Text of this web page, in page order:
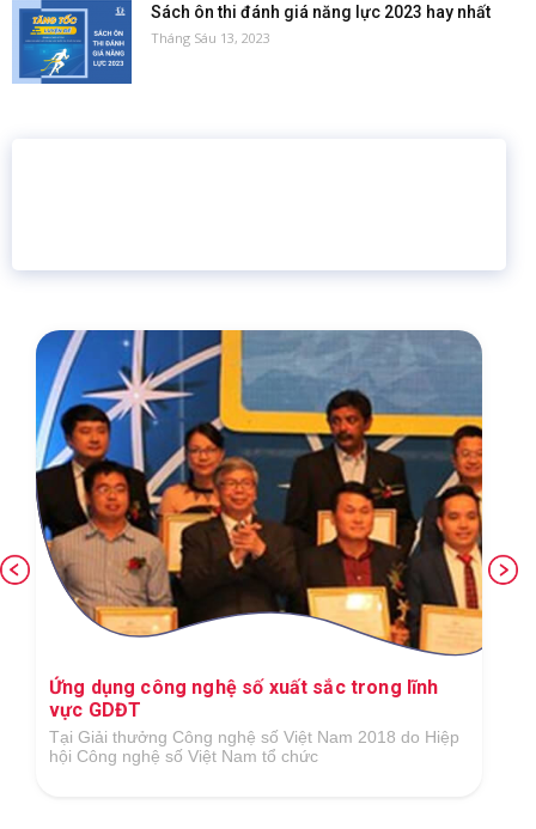
Sách ôn thi đánh giá năng lực 2023 hay nhất
Tháng Sáu 13, 2023
Ứng dụng công nghệ số xuất sắc trong lĩnh
vực GDĐT
Tại Giải thưởng Công nghệ số Việt Nam 2018 do Hiệp
hội Công nghệ số Việt Nam tổ chức